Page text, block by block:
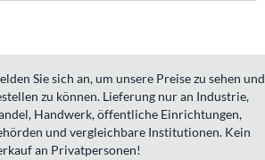
Sie sich an, um unsere Preise zu sehen und
zu können. Lieferung nur an Industrie,
Handwerk, öffentliche Einrichtungen,
und vergleichbare Institutionen. Kein
an Privatpersonen!